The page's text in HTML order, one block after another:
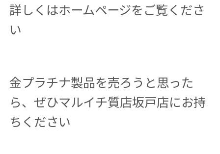
詳しくはホームページをご覧くださ
い
金プラチナ製品を売ろうと思った
ら、ぜひマルイチ質店坂戸店にお持
ちください